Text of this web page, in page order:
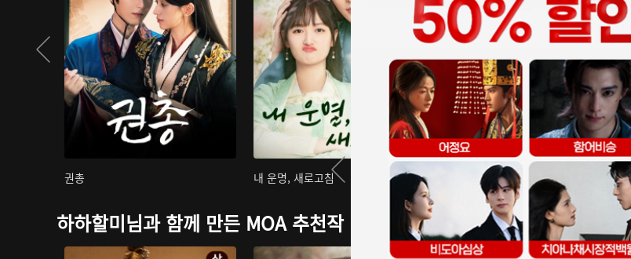
권총 내 운명, 새로고침
하하할미님과 함께 만든 MOA 추천작